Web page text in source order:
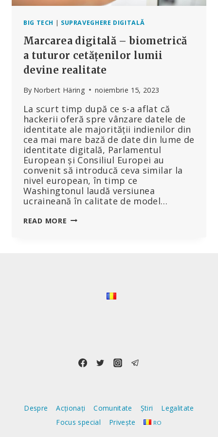
BIG TECH | SUPRAVEGHERE DIGITALĂ
Marcarea digitală – biometrică
a tuturor cetățenilor lumii
devine realitate
By Norbert Häring noiembrie 15, 2023
La scurt timp după ce s-a aflat că
hackerii oferă spre vânzare datele de
identitate ale majorității indienilor din
cea mai mare bază de date din lume de
identitate digitală, Parlamentul
European și Consiliul Europei au
convenit să introducă ceva similar la
nivel european, în timp ce
Washingtonul laudă versiunea
ucraineană în calitate de model…
READ MORE MARCAREA
Despre Acționați Comunitate Știri
Legalitate
Focus special
Privește RO